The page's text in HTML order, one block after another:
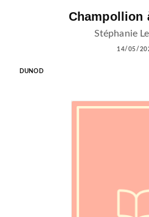
Champollion
Stéphanie
14/05/
DUNOD